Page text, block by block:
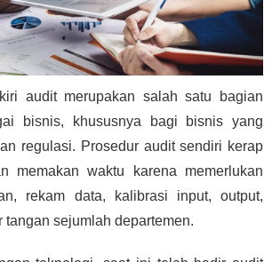
audit merupakan salah satu bagian
bisnis, khususnya bagi bisnis yang
regulasi. Prosedur audit sendiri kerap
memakan waktu karena memerlukan
rekam data, kalibrasi input, output,
tangan sejumlah departemen.